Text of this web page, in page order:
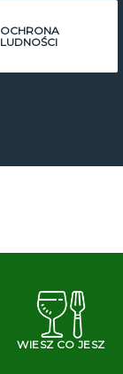
OCHRONA
LUDNOŚCI
WIESZ CO JESZ